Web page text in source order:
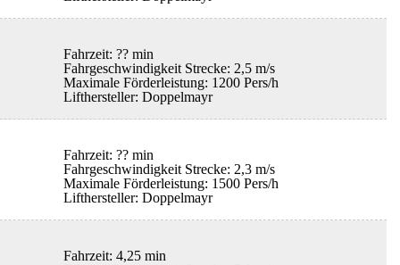
Fahrzeit: ?? min
Fahrgeschwindigkeit Strecke: 2,5 m/s
Maximale Förderleistung: 1200 Pers/h
Lifthersteller: Doppelmayr
Fahrzeit: ?? min
Fahrgeschwindigkeit Strecke: 2,3 m/s
Maximale Förderleistung: 1500 Pers/h
Lifthersteller: Doppelmayr
Fahrzeit: 4,25 min